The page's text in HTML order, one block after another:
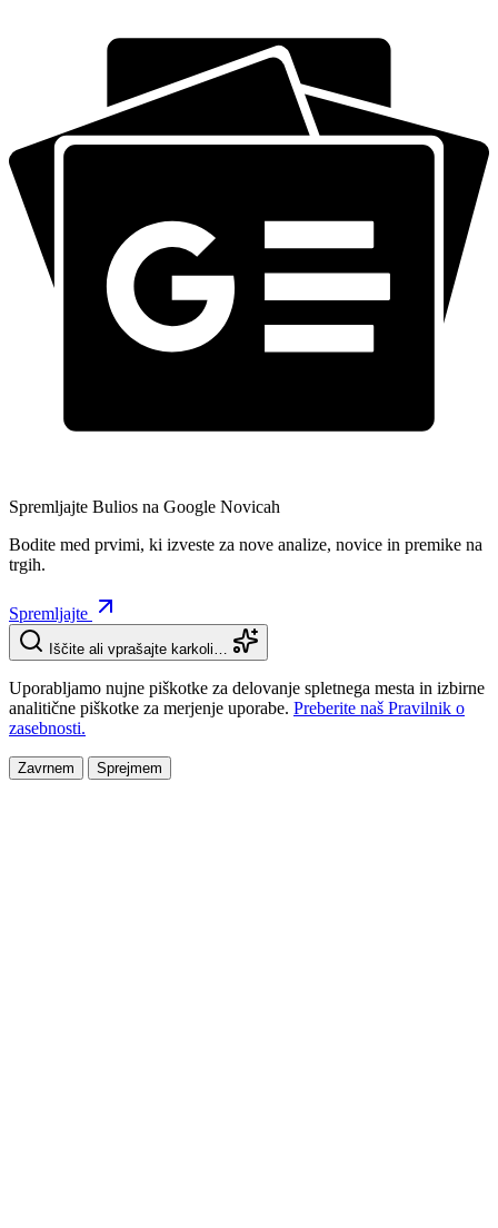
Spremljajte Bulios na Google Novicah
Bodite med prvimi, ki izveste za nove analize, novice in premike na
trgih.
Spremljajte
Iščite ali vprašajte karkoli…
Uporabljamo nujne piškotke za delovanje spletnega mesta in izbirne
analitične piškotke za merjenje uporabe. Preberite naš Pravilnik o
zasebnosti.
Zavrnem Sprejmem